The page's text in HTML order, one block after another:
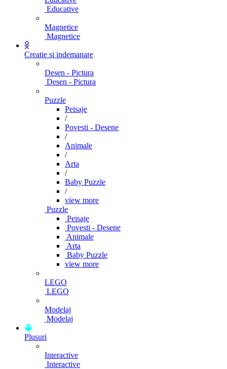
Educative
Magnetice
Magnetice
Creatie si indemanare
Desen - Pictura
Desen - Pictura
Puzzle
Peisaje
/
Povesti - Desene
/
Animale
/
Arta
/
Baby Puzzle
/
view more
Puzzle
Peisaje
Povesti - Desene
Animale
Arta
Baby Puzzle
view more
LEGO
LEGO
Modelaj
Modelaj
Plusuri
Interactive
Interactive